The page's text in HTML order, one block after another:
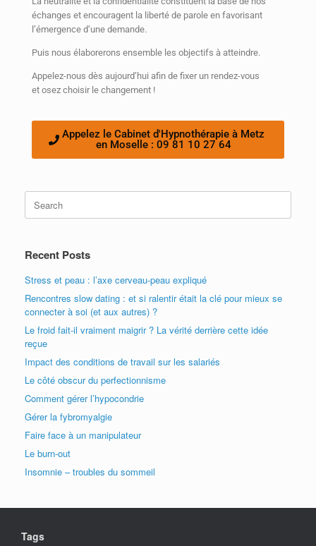
échanges et encouragent la liberté de parole en favorisant
l’émergence d’une demande.
Puis nous élaborerons ensemble les objectifs à atteindre.
Appelez-nous dès aujourd’hui afin de fixer un rendez-vous
et osez choisir le changement !
Appelez le Cabinet d'Hypnothérapie à Metz
en Moselle : 09 81 10 27 64
Recent Posts
Stress et peau : l’axe cerveau-peau expliqué
Rencontres slow dating : et si ralentir était la clé pour mieux se
connecter à soi (et aux autres) ?
Le froid fait-il vraiment maigrir ? La vérité derrière cette idée
reçue
Impact des conditions de travail sur les salariés
Le côté obscur du perfectionnisme
Comment gérer l’hypocondrie
Gérer la fybromyalgie
Faire face à un manipulateur
Le burn-out
Insomnie – troubles du sommeil
Tags